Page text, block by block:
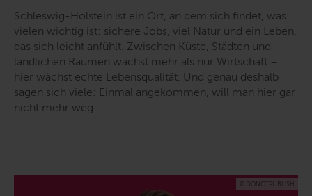
Schleswig-Holstein ist ein Ort, an dem sich findet, was
vielen wichtig ist: sichere Jobs, viel Natur und ein Leben,
das sich leicht anfühlt. Zwischen Küste, Städten und
ländlichen Räumen wächst mehr als nur Wirtschaft –
hier wächst echte Lebensqualität. Und genau deshalb
sagen sich viele: Einmal angekommen, will man hier gar
nicht mehr weg.
© DONOTPUBLISH